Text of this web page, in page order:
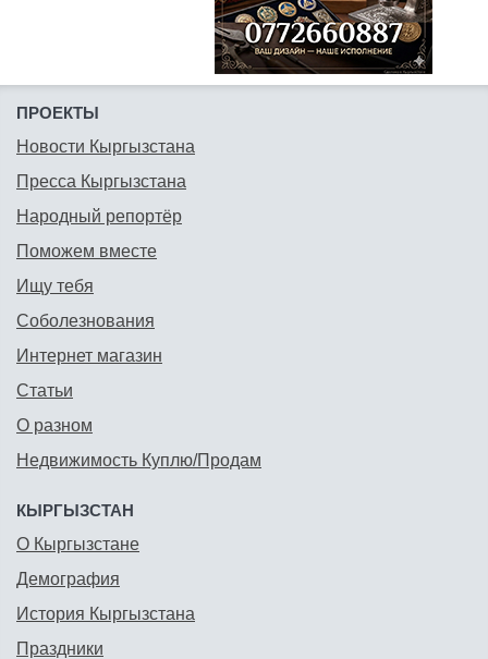
ПРОЕКТЫ
Новости Кыргызстана
Пресса Кыргызстана
Народный репортёр
Поможем вместе
Ищу тебя
Соболезнования
Интернет магазин
Статьи
О разном
Недвижимость Куплю/Продам
КЫРГЫЗСТАН
О Кыргызстане
Демография
История Кыргызстана
Праздники